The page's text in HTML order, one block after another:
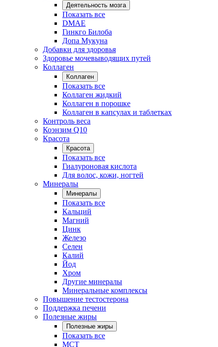
Деятельность мозга
Показать все
DMAE
Гинкго Билоба
Допа Мукуна
Добавки для здоровья
Здоровье мочевыводящих путей
Коллаген
Коллаген
Показать все
Коллаген жидкий
Коллаген в порошке
Коллаген в капсулах и таблетках
Контроль веса
Коэнзим Q10
Красота
Красота
Показать все
Гиалуроновая кислота
Для волос, кожи, ногтей
Минералы
Минералы
Показать все
Кальций
Магний
Цинк
Железо
Селен
Калий
Йод
Хром
Другие минералы
Минеральные комплексы
Повышение тестостерона
Поддержка печени
Полезные жиры
Полезные жиры
Показать все
MCT